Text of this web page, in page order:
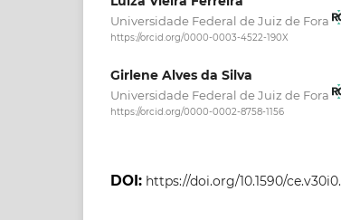
Universidade Federal de Juiz de Fora
https://orcid.org/0000-0003-4522-190X
Girlene Alves da Silva
Universidade Federal de Juiz de Fora
https://orcid.org/0000-0002-8758-1156
DOI: https://doi.org/10.1590/